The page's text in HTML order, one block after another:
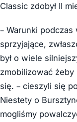
Classic zdobył II
– Warunki
sprzyjające,
był o wiele
zmobilizować żeby
się. – cieszyli się
Niestety o
mogliśmy